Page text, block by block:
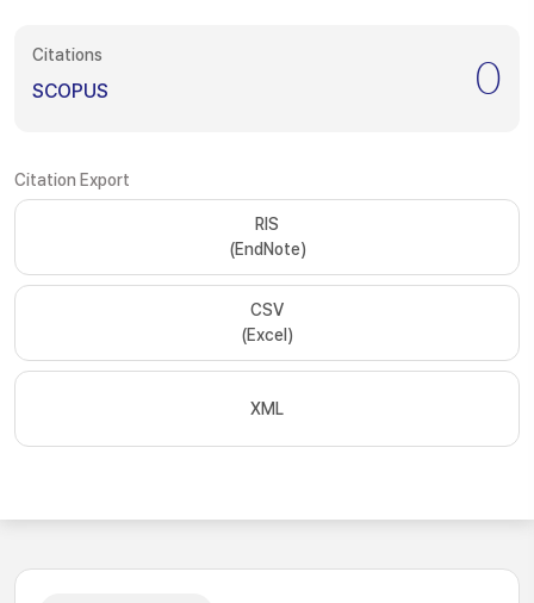
Citations
SCOPUS 0
Citation Export
RIS
(EndNote)
CSV
(Excel)
XML